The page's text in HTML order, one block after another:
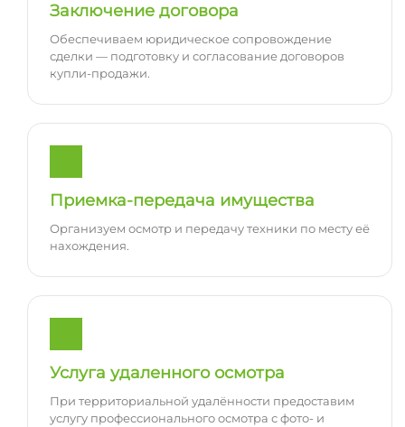
Заключение договора
Обеспечиваем юридическое сопровождение
сделки — подготовку и согласование договоров
купли-продажи.
Приемка-передача имущества
Организуем осмотр и передачу техники по месту её
нахождения.
Услуга удаленного осмотра
При территориальной удалённости предоставим
услугу профессионального осмотра с фото- и